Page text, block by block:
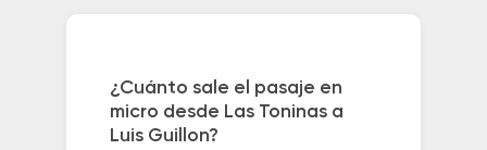
¿Cuánto sale el pasaje en
micro desde Las Toninas a
Luis Guillon?